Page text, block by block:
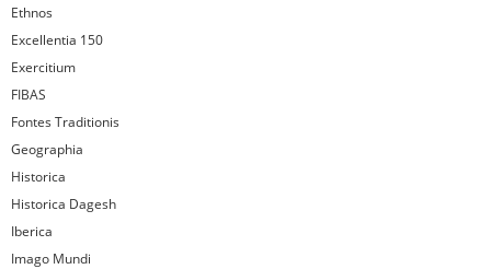
Ethnos
Excellentia 150
Exercitium
FIBAS
Fontes Traditionis
Geographia
Historica
Historica Dagesh
Iberica
Imago Mundi